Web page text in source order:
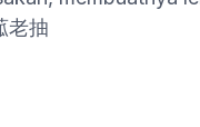
老抽